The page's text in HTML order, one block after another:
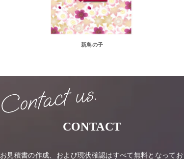
新鳥の子
CONTACT
お見積書の作成、および現状確認はすべて無料となってお